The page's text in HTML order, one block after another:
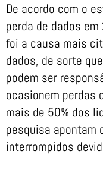
De acordo com o
perda de dados
foi a causa mais
dados, de sorte
podem ser
ocasionem perdas
mais de 50% dos
pesquisa apontam
interrompidos